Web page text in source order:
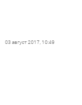
03 август 2017, 10:49